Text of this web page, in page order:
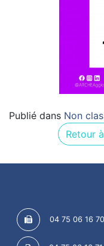
Publié dans Non
Retour
04 75 06 16 70